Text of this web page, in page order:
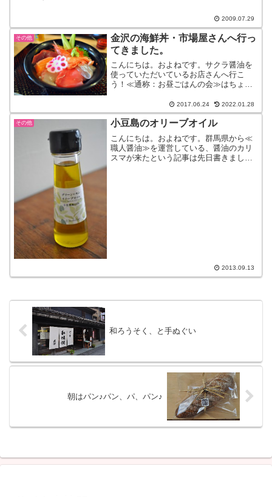
2009.07.29
その他
金沢の海鮮丼・市場屋さんへ行っ
てきました。
こんにちは。およねです。サクラ醤油を
使っていただいているお店さんへ行こ
う！≪通称：お昼ごはんの会≫はちょっ
はちょっと遠出をして金沢へ。今川酢造
さんの見学と、お昼ごはんは近江町市場
の【市場屋】さんへ。地元...
2017.06.24 2022.01.28
その他 小豆島のオリーブオイル
こんにちは。およねです。群馬県から≪
職人醤油≫を運営している、醤油のカリ
スマが来たという記事は先日書きまし
2013.09.13
和ろうそく、と手ぬぐい
朝はパン♪パン、パ、パン♪